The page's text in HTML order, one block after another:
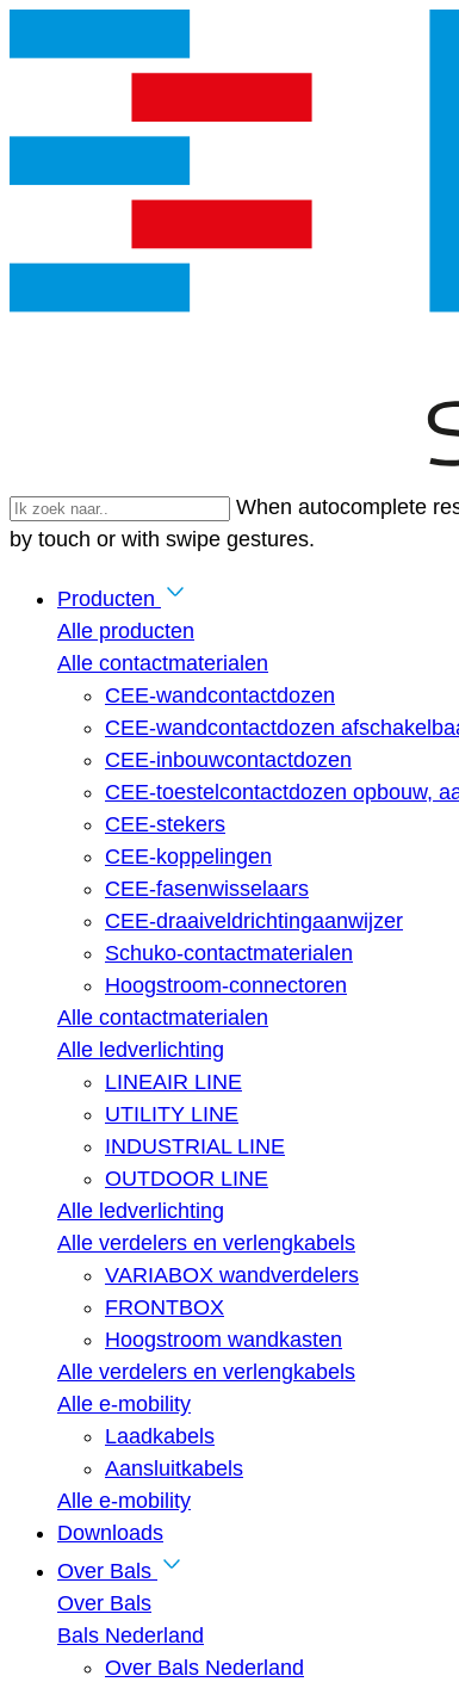
When autocomplete
by touch or with swipe gestures.
Producten
Alle producten
Alle contactmaterialen
CEE-wandcontactdozen
CEE-wandcontactdozen
CEE-inbouwcontactdozen
CEE-toestelcontactdozen opbouw,
CEE-stekers
CEE-koppelingen
CEE-fasenwisselaars
CEE-draaiveldrichtingaanwijzer
Schuko-contactmaterialen
Hoogstroom-connectoren
Alle contactmaterialen
Alle ledverlichting
LINEAIR LINE
UTILITY LINE
INDUSTRIAL LINE
OUTDOOR LINE
Alle ledverlichting
Alle verdelers en verlengkabels
VARIABOX wandverdelers
FRONTBOX
Hoogstroom wandkasten
Alle verdelers en verlengkabels
Alle e-mobility
Laadkabels
Aansluitkabels
Alle e-mobility
Downloads
Over Bals
Over Bals
Bals Nederland
Over Bals Nederland